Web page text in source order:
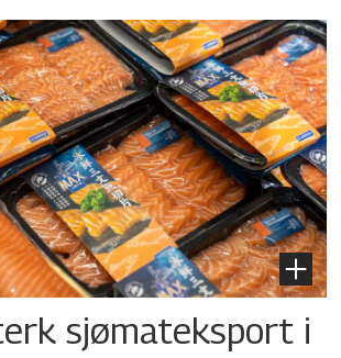
sjømateksport i